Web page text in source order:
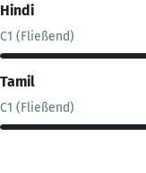
Hindi
C1 (Fließend)
Tamil
C1 (Fließend)